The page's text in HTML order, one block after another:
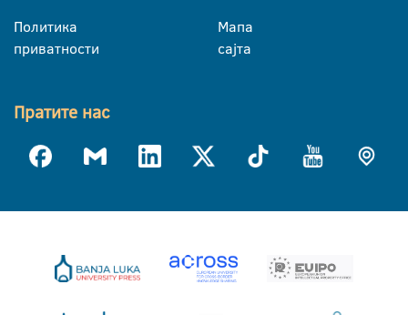
Политика
приватности
Мапа
сајта
Пратите нас